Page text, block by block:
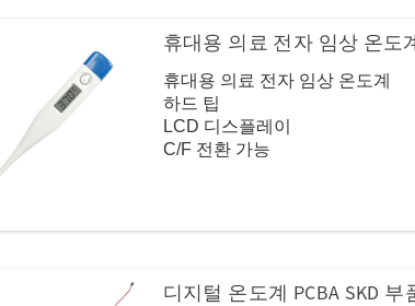
휴대용 의료 전자 임상 온도
휴대용 의료 전자 임상 온도계
하드 팁
LCD 디스플레이
C/F 전환 가능
디지털 온도계 PCBA SKD 부